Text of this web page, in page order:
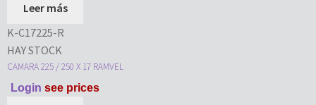
Leer más
K-C17225-R
HAY STOCK
CAMARA 225 / 250 X 17 RAMVEL
Login see prices